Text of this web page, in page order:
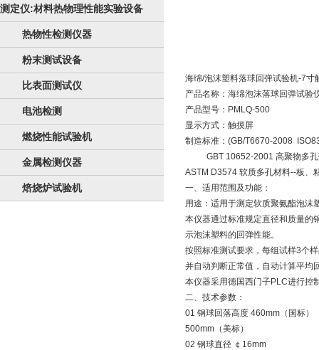
测定仪:材料热物理性能实验设备
热物性检测仪器
粉末测试设备
比表面测试仪
电池检测
燃烧性能试验机
金属检测仪器
焙烧炉试验机
海绵/泡沫塑料落球回弹试验机-7寸
产品名称：海绵泡沫落球回弹试验
产品型号：PMLQ-500
显示方式：触摸屏
制造标准：(GB/T6670-2008
GBT 10652-2001 高聚物多孔
ASTM D3574 软质多孔材料--板、
一、适用范围及功能：
用途：适用于测定软质聚氨酯泡沫
本仪器通过标准规定直径和质量的
示泡沫塑料的回弹性能。
按照标准测试要求，每组试样3个
并自动判断正常值，自动计算平均
本仪器采用德国西门子PLC进行控
二、技术参数：
01 钢球回落高度 460mm（国标）
500mm（美标）
02 钢球直径 ￠16mm